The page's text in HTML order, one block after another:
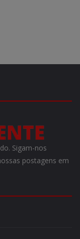
Sigam-nos
postagens em